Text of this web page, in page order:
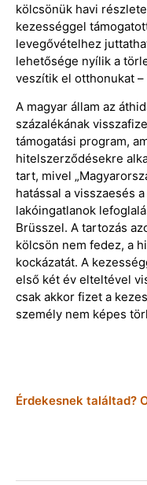
kölcsönük havi
kezességgel
levegővételhez
lehetősége nyílik a
veszítik el otthonukat
A magyar állam az
százalékának
támogatási program,
hitelszerződésekre
tart, mivel
hatással a visszaesés
lakóingatlanok
Brüsszel. A tartozás
kölcsön nem fedez, a
kockázatát. A
első két év elteltével
csak akkor fizet a
személy nem képes
Érdekesnek találtad?